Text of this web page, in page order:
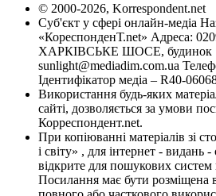
© 2000-2026, Korrespondent.net
Суб'єкт у сфері онлайн-медіа
«КореспонденТ.net» Адреса:
ХАРКІВСЬКЕ ШОСЕ, будинок
sunlight@mediadim.com.ua
Ідентифікатор медіа – R40-
Використання будь-яких
сайті, дозволяється за умови
Корреспондент.net.
При копіюванні матеріалів зі
і світу» , для інтернет - видань
відкрите для пошукових систем
Посилання має бути розміщена